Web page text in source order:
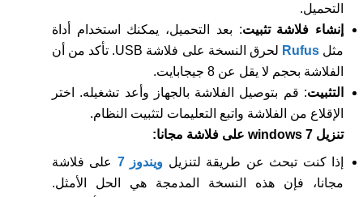
التحميل.
إنشاء فلاشة تثبيت: بعد التحميل، يمكنك استخدام أداة
مثلRufus
لحرق النسخة على فلاشة USB. تأكد من أن
الفلاشة بحجم لا يقل عن 8 جيجابايت.
التثبيت: قم بتوصيل الفلاشة بالجهاز وأعد تشغيله. اختر
الإقلاع من الفلاشة واتبع التعليمات لتثبيت النظام.
تنزيل windows 7 على فلاشة مجانا:
إذا كنت تبحث عن طريقة لتنزيل ويندوز 7
على فلاشة
مجانا، فإن هذه النسخة المدمجة هي الحل الأمثل.